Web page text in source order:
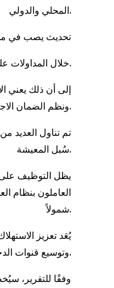
المحلي والدولي.
تحديث يصب في
لا يُعَد النمو الاقتصادي وحده الهدف الأسمى، فقد شدّد Xi خلال المداولات على أن تحديث الصين يهدف إلى تحقيق الازدهار المشترك للجميع.
ونظم الضمان الاجتماعي.
تم تناول العديد
سُبل المعيشة.
يظل التوظيف
العاملون بنظام
شمولاً.
يُعَد تعزيز
وتوسيع قنوات الدخل من الملكية، وتحسين نظم الأجور والضمان الاجتماعي.